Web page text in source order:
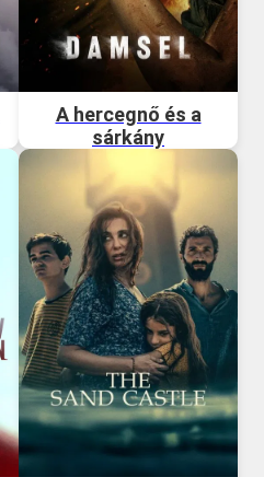
A hercegnő és a
sárkány